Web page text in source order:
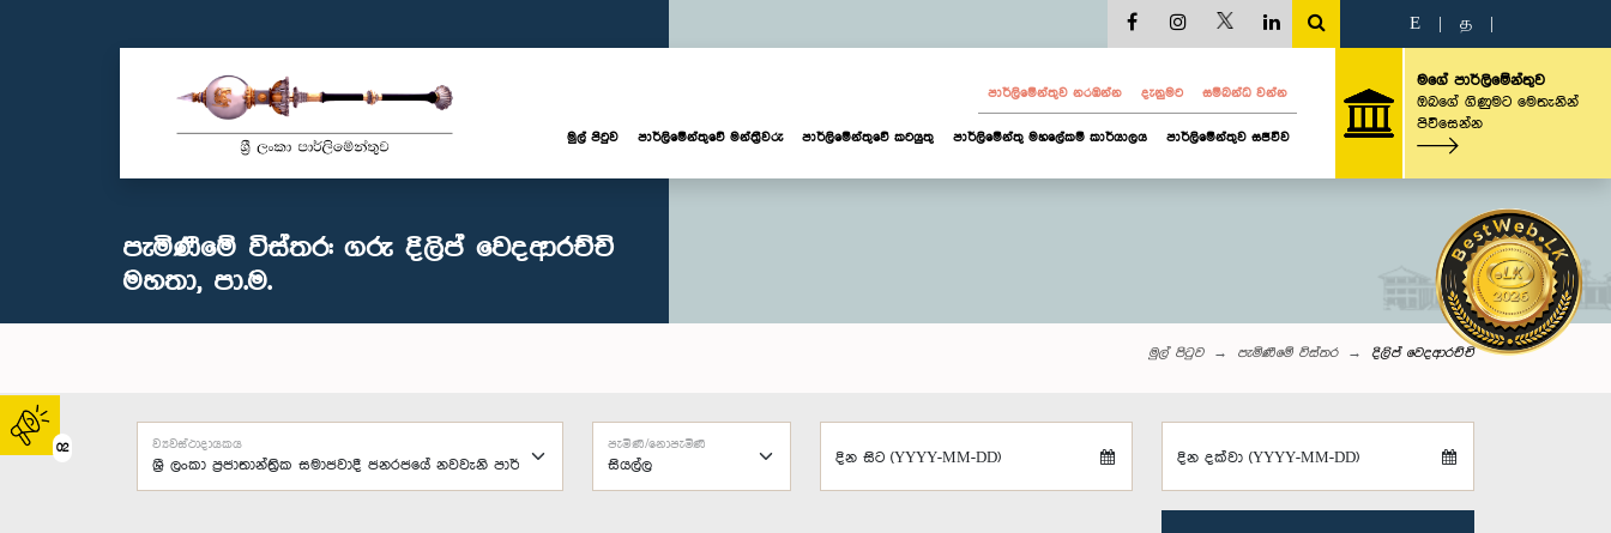
02
E த
පාර්ලි‌මේන්තුව නරඹන්න දැනුමට සම්බන්ධ වන්න
මුල් පිටුව පාර්ලි‌මේන්තුවේ මන්ත්‍රීවරු පාර්ලිමේන්තුවේ කටයුතු පාර්ලිමේන්තු මහලේකම් කාර්යාලය පාර්ලිමේන්තුව සජීවීව
මගේ පාර්ලිමේන්තුව
ඔබගේ ගිණුමට මෙතැනින්
පිවිසෙන්න
පැමිණීමේ විස්තර: ගරු දිලිප් වෙදආරච්චි
මහතා, පා.ම.
මුල් පිටුව පැමිණීමේ විස්තර දිලිප් වෙදආරච්චි
ව්‍යවස්ථාදායකය පැමිණි/නොපැමිණි
දින සිට (YYYY-MM-DD) දින දක්වා (YYYY-MM-DD)